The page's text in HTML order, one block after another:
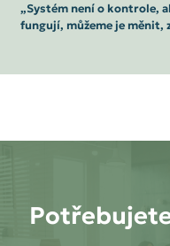
„Systém není o kontrole,
fungují, můžeme je měnit,